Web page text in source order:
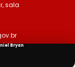
sala
Bryan